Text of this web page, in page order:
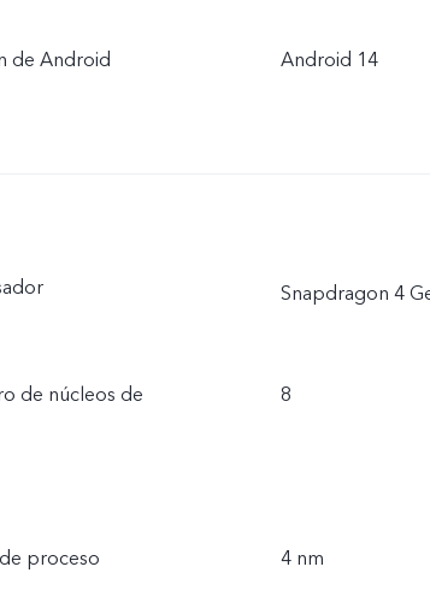
de Android Android 14
Snapdragon 4
de núcleos de 8
proceso 4 nm